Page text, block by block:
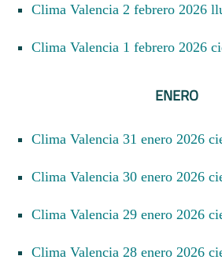
Clima Valencia 2 febrero 2026
Clima Valencia 1 febrero 2026
ENERO
Clima Valencia 31 enero 2026
Clima Valencia 30 enero 2026
Clima Valencia 29 enero 2026
Clima Valencia 28 enero 2026